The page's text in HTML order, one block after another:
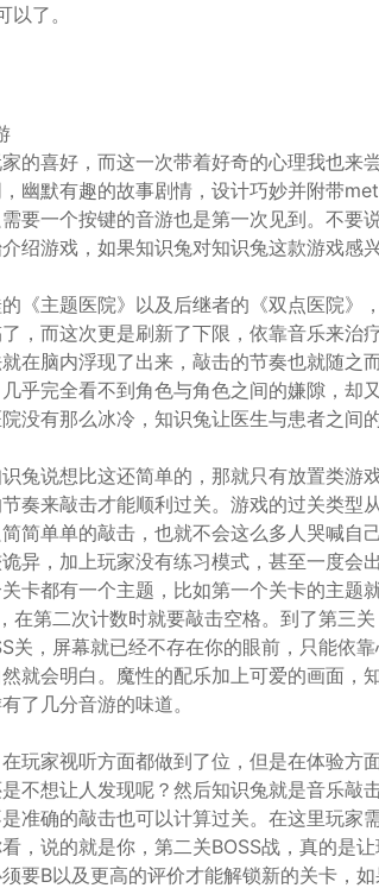
了。
的喜好，而这一次带着好奇的心理我也来
幽默有趣的故事剧情，设计巧妙并附带
要一个按键的音游也是第一次见到。不要
绍游戏，如果知识兔对知识兔这款游戏感
《主题医院》以及后继者的《双点医院》
，而这次更是刷新了下限，依靠音乐来治
在脑内浮现了出来，敲击的节奏也就随之
乎完全看不到角色与角色之间的嫌隙，却
没有那么冰冷，知识兔让医生与患者之间
兔说想比这还简单的，那就只有放置类游
奏来敲击才能顺利过关。游戏的过关类型
简单单的敲击，也就不会这么多人哭喊自
异，加上玩家没有练习模式，甚至一度会
卡都有一个主题，比如第一个关卡的主题
在第二次计数时就要敲击空格。到了第三
关，屏幕就已经不存在你的眼前，只能依
就会明白。魔性的配乐加上可爱的画面，
了几分音游的味道。
玩家视听方面都做到了位，但是在体验方
不想让人发现呢？然后知识兔就是音乐敲
准确的敲击也可以计算过关。在这里玩家
，说的就是你，第二关BOSS战，真的是
要B以及更高的评价才能解锁新的关卡，